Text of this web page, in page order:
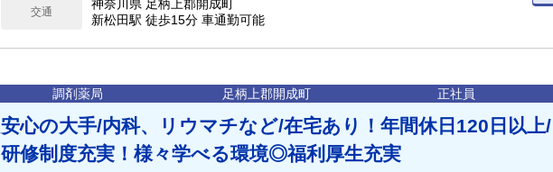
交通
神奈川県 足柄上郡開成町
新松田駅 徒歩15分 車通勤可能
調剤薬局 足柄上郡開成町 正社員
安心の大手/内科、リウマチなど/在宅あり！年間休日120日以上/
研修制度充実！様々学べる環境◎福利厚生充実